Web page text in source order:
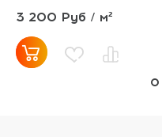
3 200 Руб / м²